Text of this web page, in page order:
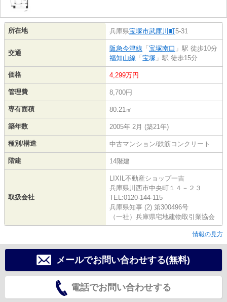
所在地 兵庫県宝塚市武庫川町5-31
交通
阪急今津線 「 宝塚南口 」駅 徒歩10分
福知山線 「 宝塚 」駅 徒歩15分
価格 4,299万円
管理費 8,700円
専有面積 80.21㎡
築年数 2005年 2月 (築21年)
種別/構造 中古マンション/鉄筋コンクリート
階建 14階建
取扱会社
LIXIL不動産ショップ一吉
兵庫県川西市中央町１４－２３
TEL:0120-144-115
兵庫県知事 (2) 第300496号
（一社）兵庫県宅地建物取引業協会
情報の見方
メールでお問い合わせする(無料)
電話でお問い合わせする